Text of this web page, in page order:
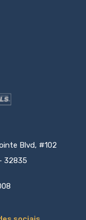
Blvd, #102
32835